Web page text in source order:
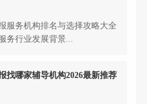
服务机构排名与选择攻略大全
务行业发展背景...
找哪家辅导机构2026最新推荐